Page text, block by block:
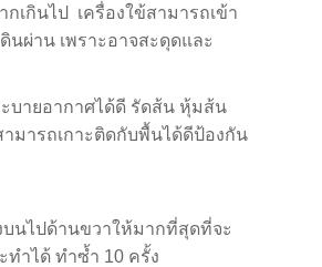
เกินไป เครื่องใข้สามารถเข้า
นผ่าน เพราะอาจสะดุดและ
บายอากาศได้ดี รัดส้น หุ้มส้น
มารถเกาะติดกับพื้นได้ดีป้องกัน
ไปด้านขวาให้มากที่สุดที่จะ
ำได้ ทำซ้ำ 10 ครั้ง